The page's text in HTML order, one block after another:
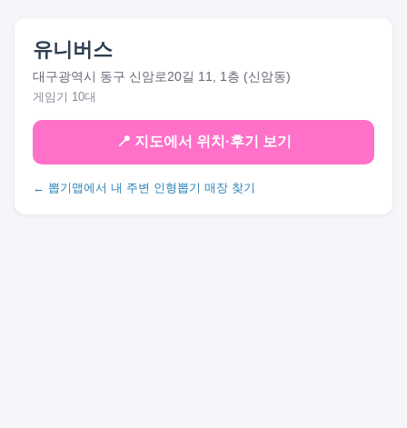
유니버스
대구광역시 동구 신암로20길 11, 1층 (신암동)
게임기 10대
📍 지도에서 위치·후기 보기
← 뽑기맵에서 내 주변 인형뽑기 매장 찾기